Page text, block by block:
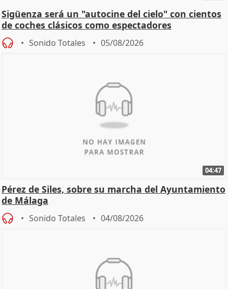
Sigüenza será un "autocine del cielo" con cientos
de coches clásicos como espectadores
Sonido Totales 05/08/2026
04:47
Pérez de Siles, sobre su marcha del Ayuntamiento
de Málaga
Sonido Totales 04/08/2026